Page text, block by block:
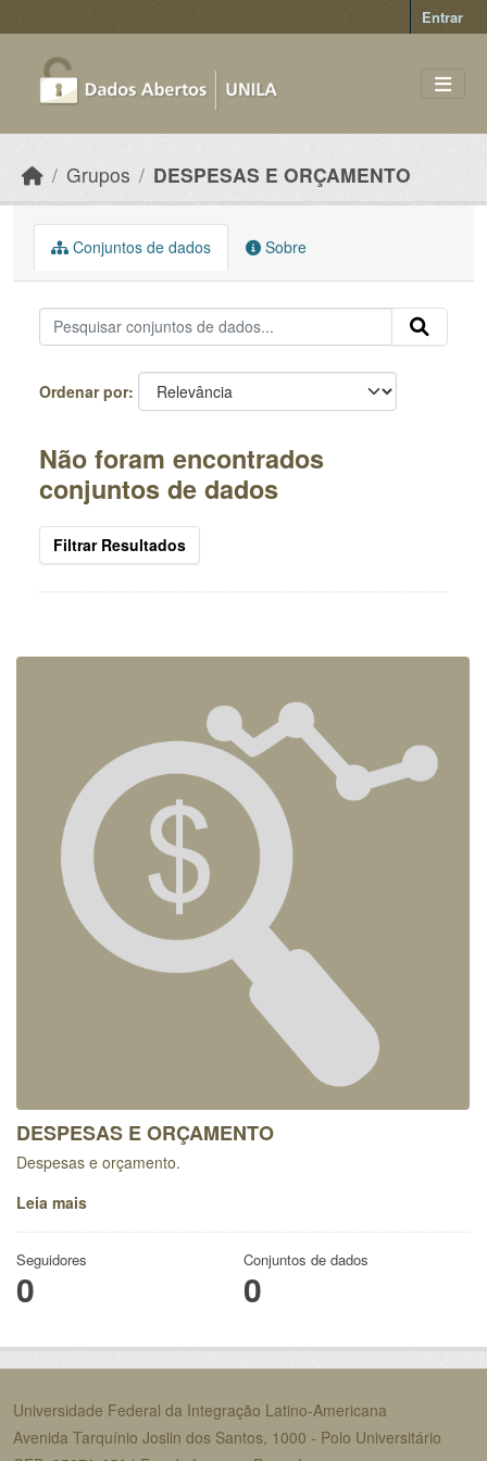
Entrar
Grupos DESPESAS E ORÇAMENTO
DESPESAS E ORÇAMENTO
Despesas e orçamento.
Leia mais
Seguidores
0
Conjuntos de dados
0
Conjuntos de dados Sobre
Ordenar por
Não foram encontrados
conjuntos de dados
Filtrar Resultados
Universidade Federal da Integração Latino-Americana
Avenida Tarquínio Joslin dos Santos, 1000 - Polo Universitário